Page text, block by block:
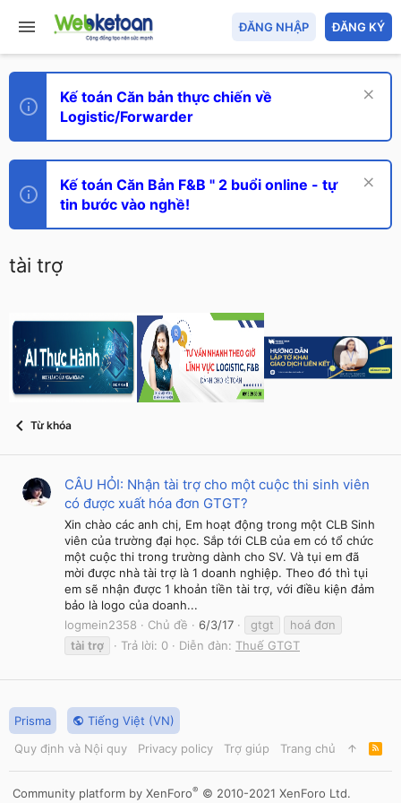
ĐĂNG NHẬP ĐĂNG KÝ
Kế toán Căn bản thực chiến về
Logistic/Forwarder
Kế toán Căn Bản F&B " 2 buổi online - tự
tin bước vào nghề!
tài trợ
Từ khóa
CÂU HỎI: Nhận tài trợ cho một cuộc thi sinh viên
có được xuất hóa đơn GTGT?
Xin chào các anh chị, Em hoạt động trong một CLB Sinh
viên của trường đại học. Sắp tới CLB của em có tổ chức
một cuộc thi trong trường dành cho SV. Và tụi em đã
mời được nhà tài trợ là 1 doanh nghiệp. Theo đó thì tụi
em sẽ nhận được 1 khoản tiền tài trợ, với điều kiện đảm
bảo là logo của doanh...
logmein2358
Chủ đề 6/3/17 gtgt
hoá đơn
tài trợ Trả lời: 0 Diễn đàn: Thuế GTGT
Prisma
Tiếng Việt (VN)
Quy định và Nội quy
Privacy policy Trợ giúp Trang chủ
R
S
S
Community platform by XenForo® © 2010-2021 XenForo Ltd.